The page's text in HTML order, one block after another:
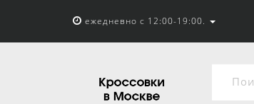
ежедневно с 12:00-19:00.